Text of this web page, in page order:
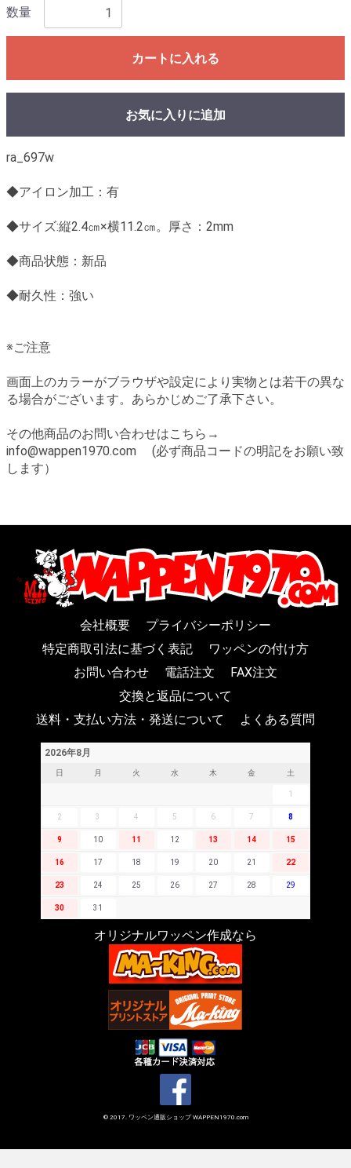
数量
カートに入れる
お気に入りに追加
ra_697w
◆アイロン加工：有
◆サイズ:縦2.4㎝×横11.2㎝。厚さ：2mm
◆商品状態：新品
◆耐久性：強い
※ご注意
画面上のカラーがブラウザや設定により実物とは若干の異な
る場合がございます。あらかじめご了承下さい。
その他商品のお問い合わせはこちら→
info@wappen1970.com (必ず商品コードの明記をお願い致
します）
会社概要
プライバシーポリシー
特定商取引法に基づく表記
ワッペンの付け方
お問い合わせ
電話注文
FAX注文
交換と返品について
送料・支払い方法・発送について
よくある質問
2026年8月
日 月 火 水 木 金 土
1
2 3 4 5 6 7 8
9 10 11 12 13 14 15
16 17 18 19 20 21 22
23 24 25 26 27 28 29
30 31
オリジナルワッペン作成なら
© 2017. ワッペン通販ショップ WAPPEN1970.com